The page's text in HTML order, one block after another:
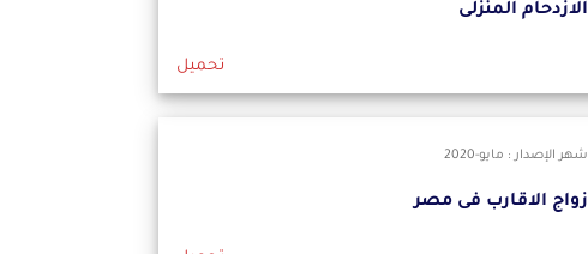
الازدحام المنزلى
تحميل
شهر الإصدار : مايو-2020
زواج الاقارب فى مصر